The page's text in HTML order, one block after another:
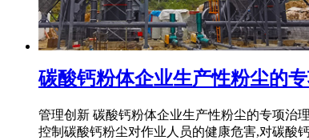
碳酸钙粉体企业生产性粉尘的
管理创新 碳酸钙粉体企业生产性粉尘的专项治
控制碳酸钙粉尘对作业人员的健康危害,对碳酸